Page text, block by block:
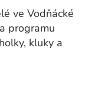
ve Vodňácké
programu
kluky a